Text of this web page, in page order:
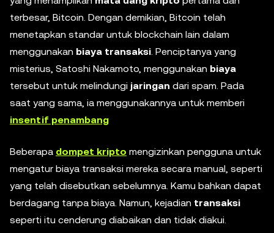
terbesar, Bitcoin. Dengan demikian, Bitcoin telah
menetapkan standar untuk blockchain lain dalam
menggunakan biaya transaksi. Penciptanya yang
misterius, Satoshi Nakamoto, menggunakan biaya
tersebut untuk melindungi jaringan dari spam. Pada
saat yang sama, ia menggunakannya untuk memberi
insentif penambang
Beberapa dompet kripto mengizinkan pengguna untuk
mengatur biaya transaksi mereka secara manual, seperti
yang telah disebutkan sebelumnya. Kamu bahkan dapat
berdagang tanpa biaya. Namun, kejadian transaksi
seperti itu cenderung diabaikan dan tidak diakui.